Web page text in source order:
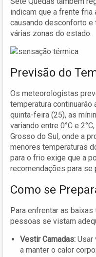
indicam que a frente
causando desconforto e
várias zonas do estado.
Previsão do
Os meteorologistas
temperatura continuarão
quinta-feira (25), as
variando entre 0°C e
Grosso do Sul, onde a
menores temperaturas
para o frio exige que a
recomendações para
Como se
Para enfrentar as
pessoas se vistam
Vestir Camadas: Usar
a manter o calor